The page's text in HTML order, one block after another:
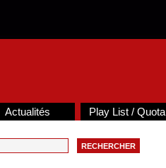
Actualités Play List / Quota